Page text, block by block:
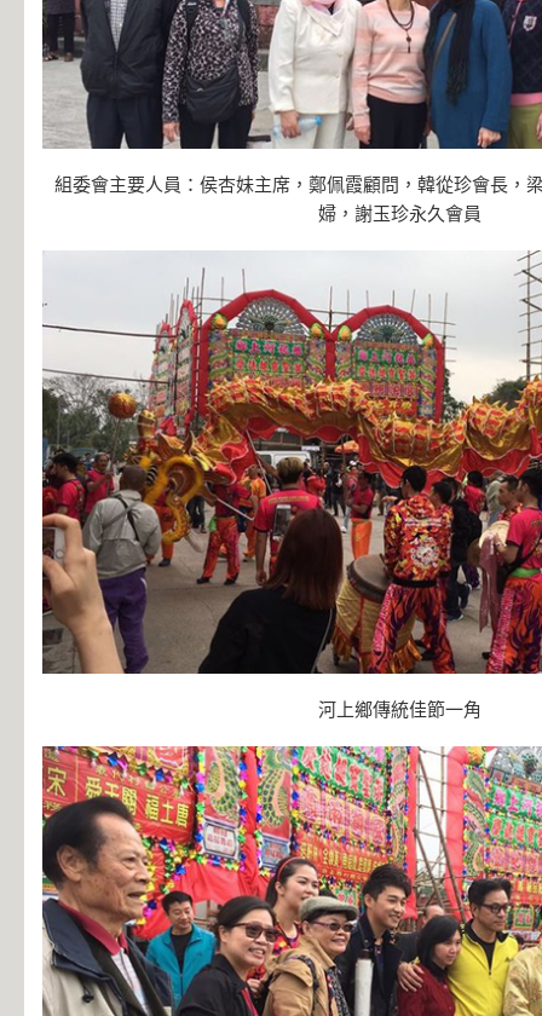
組委會主要人員：侯杏妹主席，鄭佩霞顧問，韓從珍會長，
婦，謝玉珍永久會員
河上鄉傳統佳節一角